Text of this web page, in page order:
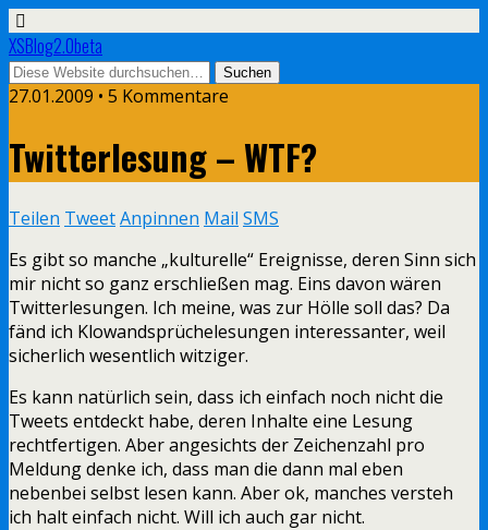
XSBlog2.0beta
27.01.2009 • 5 Kommentare
Twitterlesung – WTF?
Teilen TweetAnpinnen Mail SMS
Es gibt so manche „kulturelle“ Ereignisse, deren Sinn sich
mir nicht so ganz erschließen mag. Eins davon wären
Twitterlesungen. Ich meine, was zur Hölle soll das? Da
fänd ich Klowandsprüchelesungen interessanter, weil
sicherlich wesentlich witziger.
Es kann natürlich sein, dass ich einfach noch nicht die
Tweets entdeckt habe, deren Inhalte eine Lesung
rechtfertigen. Aber angesichts der Zeichenzahl pro
Meldung denke ich, dass man die dann mal eben
nebenbei selbst lesen kann. Aber ok, manches versteh
ich halt einfach nicht. Will ich auch gar nicht.